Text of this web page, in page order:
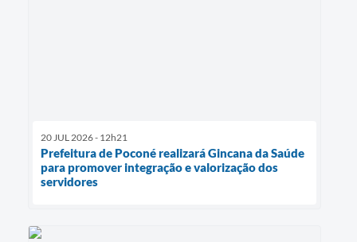
20 JUL 2026 - 12h21
Prefeitura de Poconé realizará Gincana da Saúde
para promover integração e valorização dos
servidores